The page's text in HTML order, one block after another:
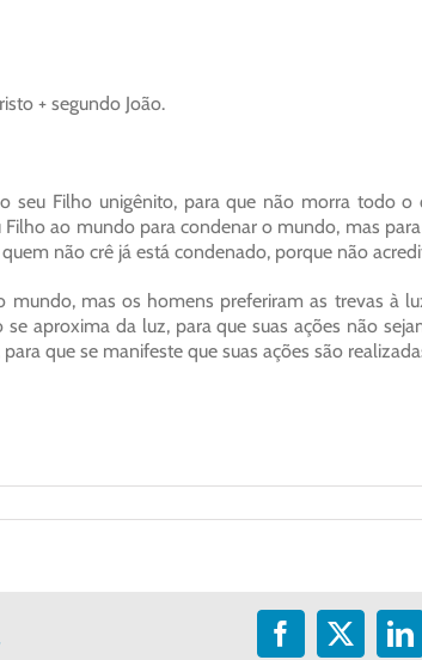
+ segundo João.
seu Filho unigênito, para que não morra todo
Filho ao mundo para condenar o mundo, mas
não crê já está condenado, porque não
mundo, mas os homens preferiram as trevas à
aproxima da luz, para que suas ações não
que se manifeste que suas ações são
Facebook
X